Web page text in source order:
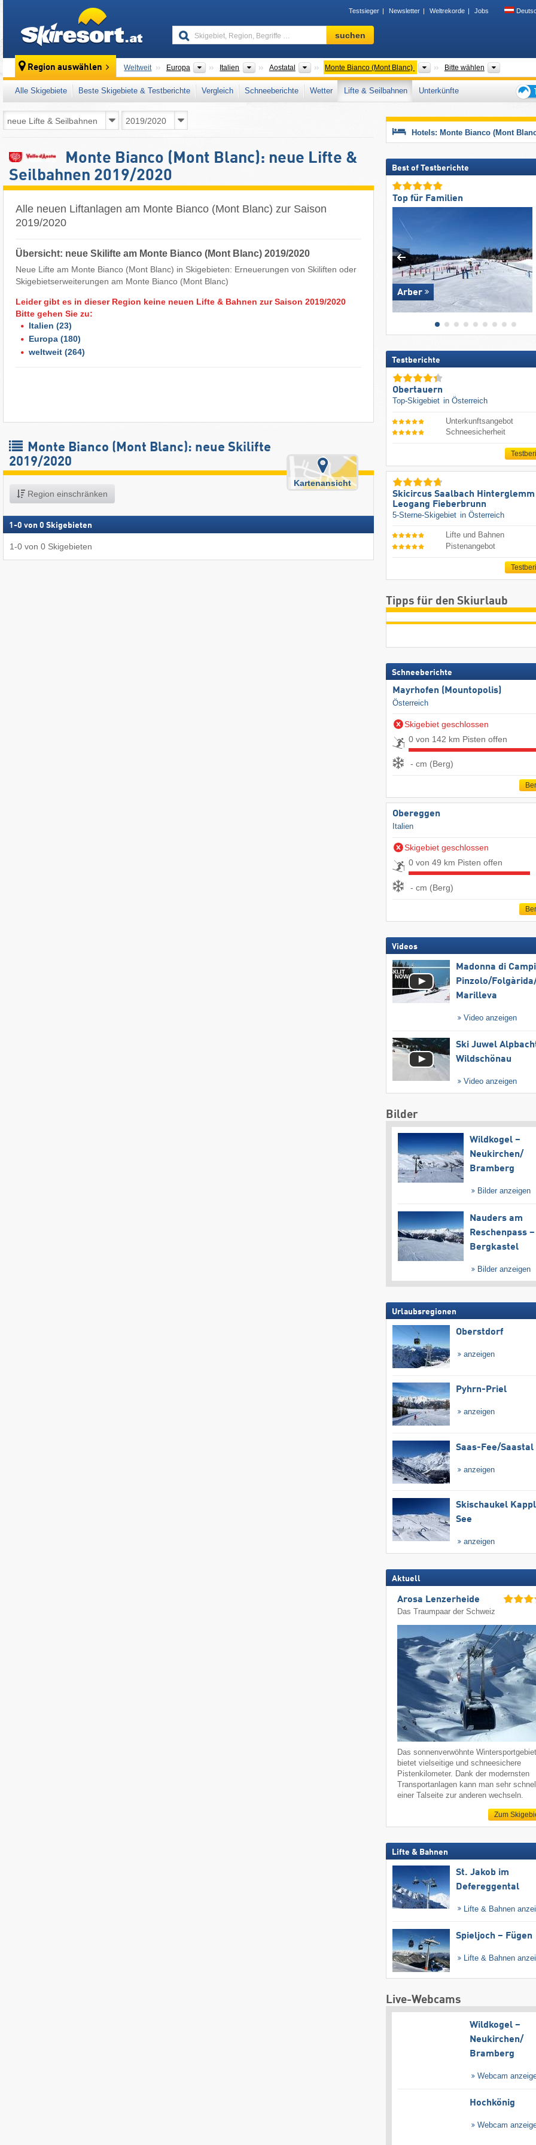
Testsieger Newsletter Weltrekorde Jobs
Skigebiet,
Region,
…
suchen
Region auswählen Weltweit Europa Kontinente
Italien LänderAostatal Regionen
Monte Bianco (Mont Blanc) Tourismusregionen
Bitte wählen
Alle Skigebiete Beste Skigebiete & Testberichte Vergleich Schneeberichte Wetter Lifte & Seilbahnen
Unterkünfte
für
den
Monte Bianco (Mont Blanc): neue Lifte &
Seilbahnen 2019/2020
Alle neuen Liftanlagen am Monte Bianco (Mont Blanc) zur Saison
2019/2020
Übersicht: neue Skilifte am Monte Bianco (Mont Blanc) 2019/2020
Neue Lifte am Monte Bianco (Mont Blanc) in Skigebieten: Erneuerungen von Skiliften oder
Skigebietserweiterungen am Monte Bianco (Mont Blanc)
Leider gibt es in dieser Region keine neuen Lifte & Bahnen zur Saison 2019/2020
Bitte gehen Sie zu:
Italien (23)
Europa (180)
weltweit (264)
Monte Bianco (Mont Blanc): neue Skilifte
2019/2020
Region einschränken
Kartenansicht
1 -0 von 0 Skigebieten
1-0 von 0 Skigebieten
Hotels: Monte Bianco (Mont
Best of Testberichte
Top für Familien
Arber
Testberichte
Obertauern
Top-Skigebiet in Österreich
Unterkunftsangebot
Schneesicherheit
Skicircus Saalbach Hinterglemm
Leogang Fieberbrunn
5-Sterne-Skigebiet in Österreich
Lifte und Bahnen
Pistenangebot
Tipps für den Skiurlaub
Schneeberichte
Mayrhofen (Mountopolis)
Österreich
Skigebiet geschlossen
0 von 142 km Pisten offen
- cm (Berg)
Obereggen
Italien
Skigebiet geschlossen
0 von 49 km Pisten offen
- cm (Berg)
Videos
Madonna di
Pinzolo/​
Marilleva
Video anzeigen
Ski Juwel
Wildschönau
Video anzeigen
Bilder
Wildkogel –
Neukirchen/​
Bramberg
Bilder anzeigen
Nauders am
Reschenpass –
Bergkastel
Bilder anzeigen
Urlaubsregionen
Oberstdorf
anzeigen
Pyhrn-Priel
anzeigen
Saas-Fee/​Saastal
anzeigen
Skischaukel
See
anzeigen
Aktuell
Arosa Lenzerheide
Das Traumpaar der Schweiz
Das sonnenverwöhnte
bietet vielseitige und schneesichere
Pistenkilometer. Dank der modernsten
Transportanlagen kann man sehr
einer Talseite zur anderen wechseln.
Zum
Lifte & Bahnen
St. Jakob im
Defereggental
Lifte & Bahnen
Spieljoch – Fügen
Lifte & Bahnen
Live-Webcams
Wildkogel –
Neukirchen/​
Bramberg
Webcam
Hochkönig
Webcam